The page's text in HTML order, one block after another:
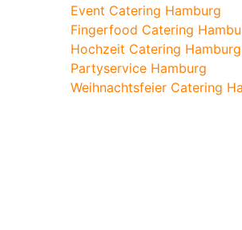
Event Catering Hamburg
Fingerfood Catering
Hochzeit Catering Hamburg
Partyservice Hamburg
Weihnachtsfeier Catering